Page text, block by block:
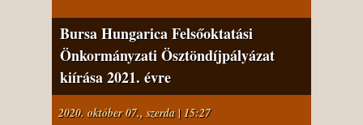
Bursa Hungarica Felsőoktatási
Önkormányzati Ösztöndíjpályázat
kiírása 2021. évre
2020. október 07., szerda | 15:27